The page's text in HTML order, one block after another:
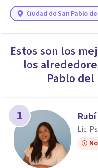
Ciudad de San Pablo
Estos son los
los
Pablo
1
Lic.